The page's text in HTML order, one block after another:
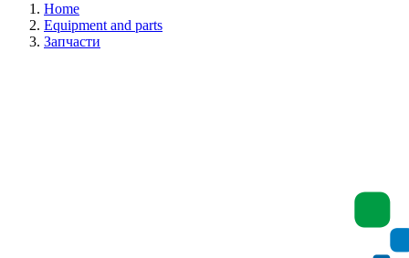
Home
Equipment and parts
Запчасти